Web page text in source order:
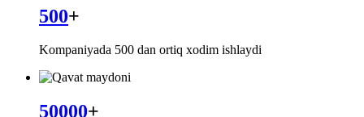
500+
Kompaniyada 500 dan ortiq xodim ishlaydi
50000+